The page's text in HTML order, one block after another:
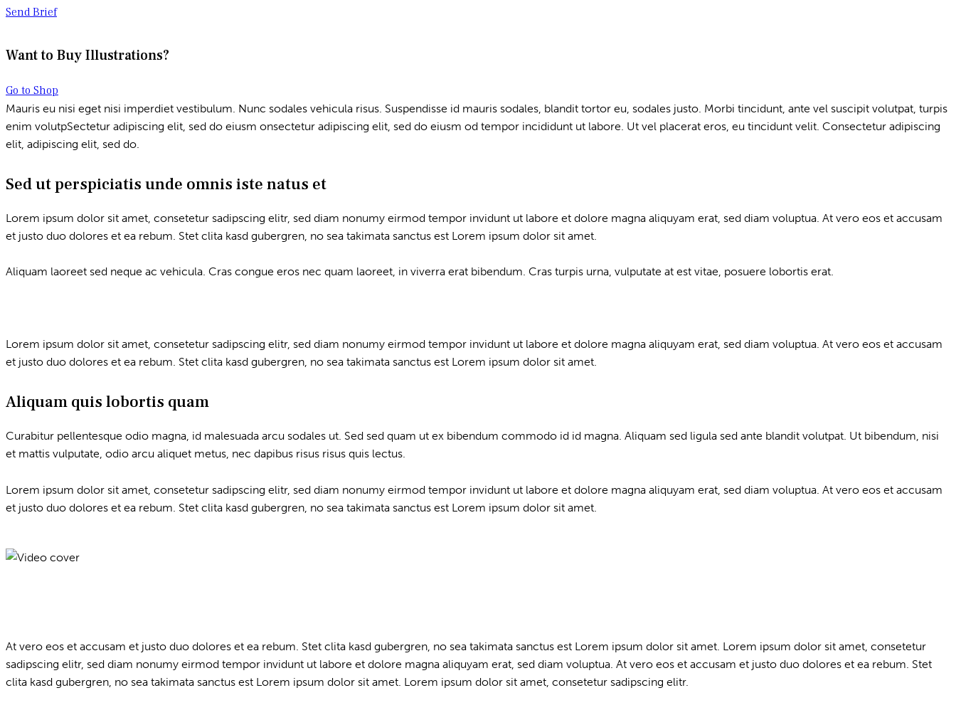
Send Brief
Want to Buy Illustrations?
Go to Shop
Mauris eu nisi eget nisi imperdiet vestibulum. Nunc sodales vehicula risus. Suspendisse id mauris sodales, blandit tortor eu, sodales justo. Morbi tincidunt, ante vel suscipit volutpat, turpis
enim volutpSectetur adipiscing elit, sed do eiusm onsectetur adipiscing elit, sed do eiusm od tempor incididunt ut labore. Ut vel placerat eros, eu tincidunt velit. Consectetur adipiscing
elit, adipiscing elit, sed do.
Sed ut perspiciatis unde omnis iste natus et
Lorem ipsum dolor sit amet, consetetur sadipscing elitr, sed diam nonumy eirmod tempor invidunt ut labore et dolore magna aliquyam erat, sed diam voluptua. At vero eos et accusam
et justo duo dolores et ea rebum. Stet clita kasd gubergren, no sea takimata sanctus est Lorem ipsum dolor sit amet.
Aliquam laoreet sed neque ac vehicula. Cras congue eros nec quam laoreet, in viverra erat bibendum. Cras turpis urna, vulputate at est vitae, posuere lobortis erat.
Lorem ipsum dolor sit amet, consetetur sadipscing elitr, sed diam nonumy eirmod tempor invidunt ut labore et dolore magna aliquyam erat, sed diam voluptua. At vero eos et accusam
et justo duo dolores et ea rebum. Stet clita kasd gubergren, no sea takimata sanctus est Lorem ipsum dolor sit amet.
Aliquam quis lobortis quam
Curabitur pellentesque odio magna, id malesuada arcu sodales ut. Sed sed quam ut ex bibendum commodo id id magna. Aliquam sed ligula sed ante blandit volutpat. Ut bibendum, nisi
et mattis vulputate, odio arcu aliquet metus, nec dapibus risus risus quis lectus.
Lorem ipsum dolor sit amet, consetetur sadipscing elitr, sed diam nonumy eirmod tempor invidunt ut labore et dolore magna aliquyam erat, sed diam voluptua. At vero eos et accusam
et justo duo dolores et ea rebum. Stet clita kasd gubergren, no sea takimata sanctus est Lorem ipsum dolor sit amet.
At vero eos et accusam et justo duo dolores et ea rebum. Stet clita kasd gubergren, no sea takimata sanctus est Lorem ipsum dolor sit amet. Lorem ipsum dolor sit amet, consetetur
sadipscing elitr, sed diam nonumy eirmod tempor invidunt ut labore et dolore magna aliquyam erat, sed diam voluptua. At vero eos et accusam et justo duo dolores et ea rebum. Stet
clita kasd gubergren, no sea takimata sanctus est Lorem ipsum dolor sit amet. Lorem ipsum dolor sit amet, consetetur sadipscing elitr.